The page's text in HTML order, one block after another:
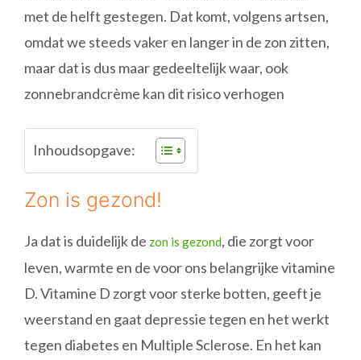
met de helft gestegen. Dat komt, volgens artsen,
omdat we steeds vaker en langer in de zon zitten,
maar dat is dus maar gedeeltelijk waar, ook
zonnebrandcrème kan dit risico verhogen
Inhoudsopgave:
Zon is gezond!
Ja dat is duidelijk de zon is gezond, die zorgt voor
leven, warmte en de voor ons belangrijke vitamine
D. Vitamine D zorgt voor sterke botten, geeft je
weerstand en gaat depressie tegen en het werkt
tegen diabetes en Multiple Sclerose. En het kan